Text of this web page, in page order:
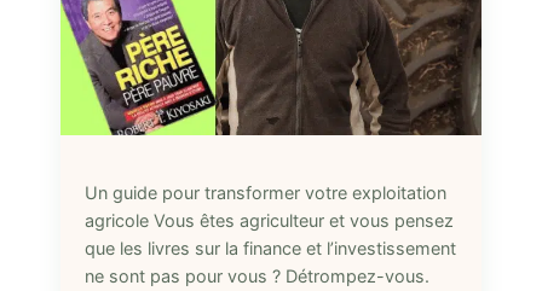
Un guide pour transformer votre exploitation
agricole Vous êtes agriculteur et vous pensez
que les livres sur la finance et l’investissement
ne sont pas pour vous ? Détrompez-vous.